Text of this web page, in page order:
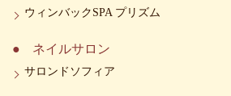
ウィンバックSPA プリズム
ネイルサロン
サロンドソフィア